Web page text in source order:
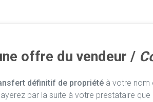
offre du vendeur /
définitif de propriétéà votre nom
par la suite à votre prestataire